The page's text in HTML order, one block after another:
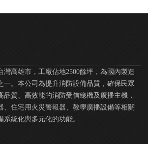
灣高雄市，工廠佔地2500餘坪，為國內製造
一。本公司為提升消防設備品質，確保民眾
品質、高效能的消防受信總機及廣播主機，
、住宅用火災警報器、教學廣播設備等相關
系統化與多元化的功能。